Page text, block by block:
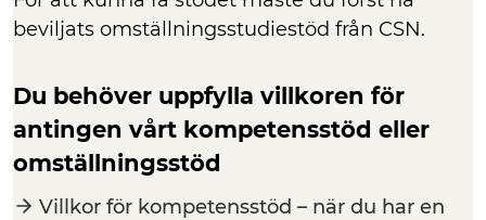
beviljats omställningsstudiestöd från CSN.
Du behöver uppfylla villkoren för
antingen vårt kompetensstöd eller
omställningsstöd
Villkor för kompetensstöd – när du har en